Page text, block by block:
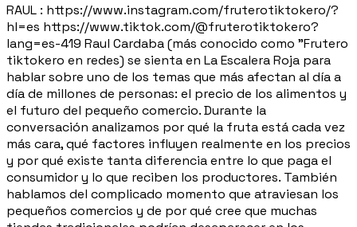
RAUL : https://www.instagram.com/fruterotiktokero/?
hl=es https://www.tiktok.com/@fruterotiktokero?
lang=es-419 Raul Cardaba (más conocido como "Frutero
tiktokero en redes) se sienta en La Escalera Roja para
hablar sobre uno de los temas que más afectan al día a
día de millones de personas: el precio de los alimentos y
el futuro del pequeño comercio. Durante la
conversación analizamos por qué la fruta está cada vez
más cara, qué factores influyen realmente en los precios
y por qué existe tanta diferencia entre lo que paga el
consumidor y lo que reciben los productores. También
hablamos del complicado momento que atraviesan los
pequeños comercios y de por qué cree que muchas